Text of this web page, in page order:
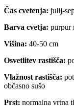
Čas cvetenja: julij-
Barva cvetja: purpur
Višina: 40-50 cm
Osvetlitev rastišča:
Vlažnost rastišča:
občasno sušo
Prst: normalna vrtna